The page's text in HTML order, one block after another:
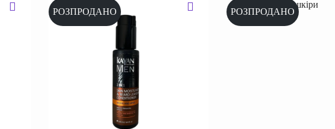
РОЗПРОДАНО РОЗПРОДАНО